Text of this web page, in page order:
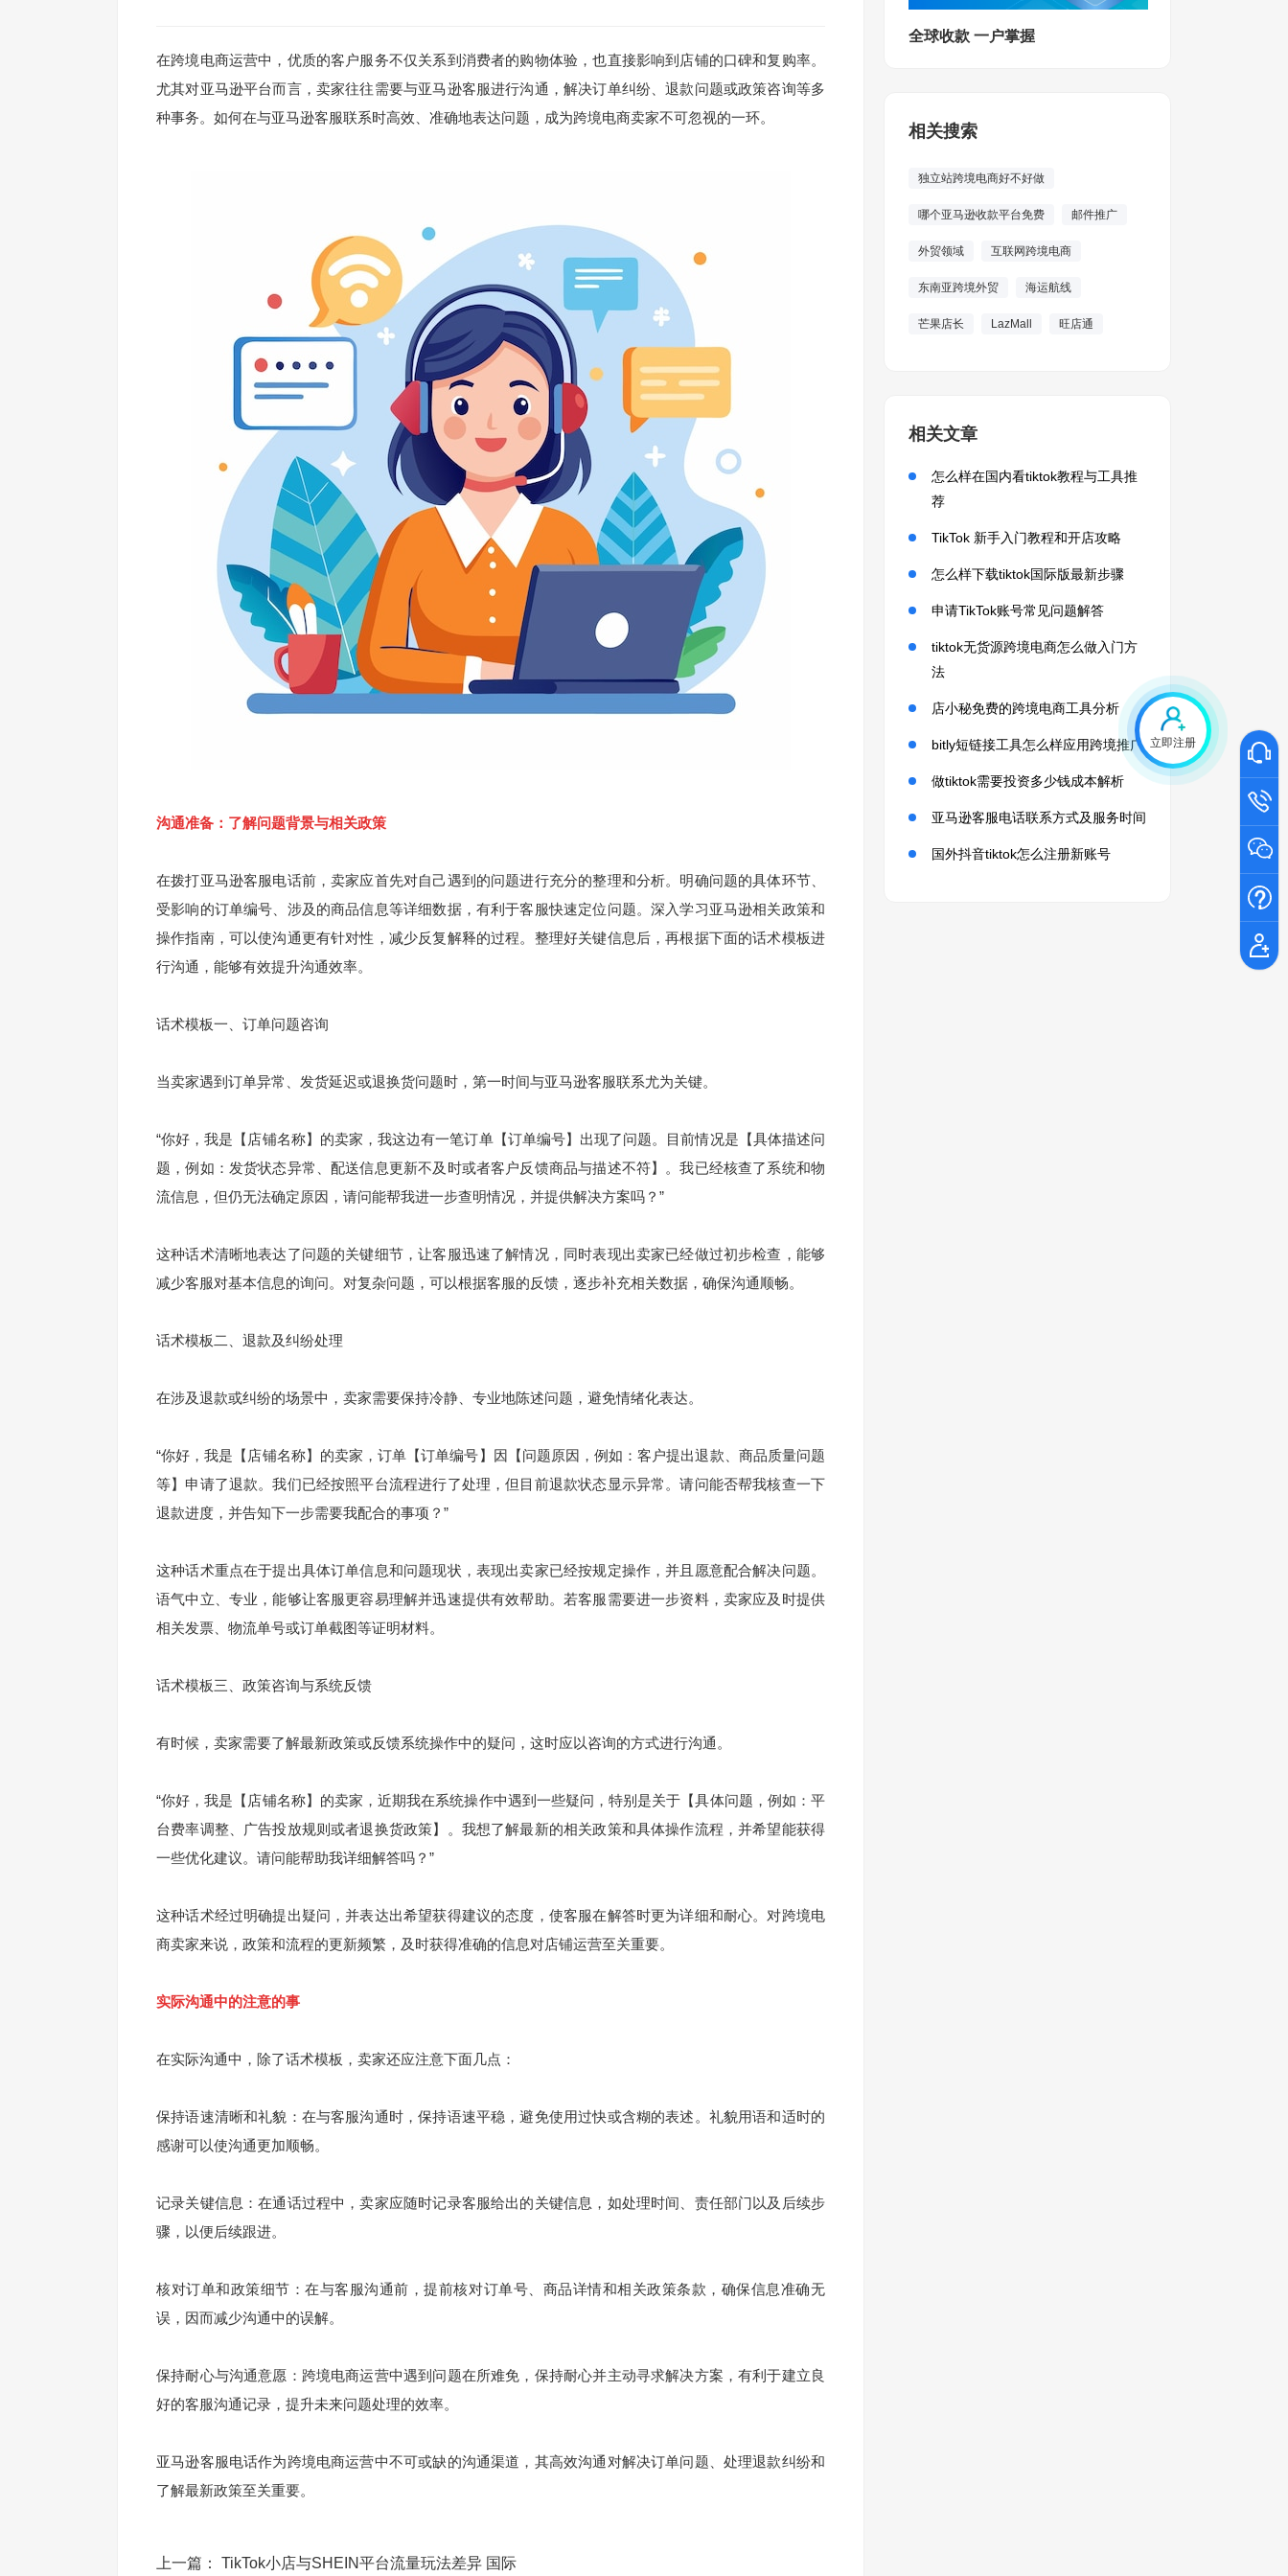
立即注册
在跨境电商运营中，优质的客户服务不仅关系到消费者的购物体验，也直接影响到店铺的口碑和复购率。
尤其对亚马逊平台而言，卖家往往需要与亚马逊客服进行沟通，解决订单纠纷、退款问题或政策咨询等多
种事务。如何在与亚马逊客服联系时高效、准确地表达问题，成为跨境电商卖家不可忽视的一环。
沟通准备：了解问题背景与相关政策
在拨打亚马逊客服电话前，卖家应首先对自己遇到的问题进行充分的整理和分析。明确问题的具体环节、
受影响的订单编号、涉及的商品信息等详细数据，有利于客服快速定位问题。深入学习亚马逊相关政策和
操作指南，可以使沟通更有针对性，减少反复解释的过程。整理好关键信息后，再根据下面的话术模板进
行沟通，能够有效提升沟通效率。
话术模板一、订单问题咨询
当卖家遇到订单异常、发货延迟或退换货问题时，第一时间与亚马逊客服联系尤为关键。
“你好，我是【店铺名称】的卖家，我这边有一笔订单【订单编号】出现了问题。目前情况是【具体描述问
题，例如：发货状态异常、配送信息更新不及时或者客户反馈商品与描述不符】。我已经核查了系统和物
流信息，但仍无法确定原因，请问能帮我进一步查明情况，并提供解决方案吗？”
这种话术清晰地表达了问题的关键细节，让客服迅速了解情况，同时表现出卖家已经做过初步检查，能够
减少客服对基本信息的询问。对复杂问题，可以根据客服的反馈，逐步补充相关数据，确保沟通顺畅。
话术模板二、退款及纠纷处理
在涉及退款或纠纷的场景中，卖家需要保持冷静、专业地陈述问题，避免情绪化表达。
“你好，我是【店铺名称】的卖家，订单【订单编号】因【问题原因，例如：客户提出退款、商品质量问题
等】申请了退款。我们已经按照平台流程进行了处理，但目前退款状态显示异常。请问能否帮我核查一下
退款进度，并告知下一步需要我配合的事项？”
这种话术重点在于提出具体订单信息和问题现状，表现出卖家已经按规定操作，并且愿意配合解决问题。
语气中立、专业，能够让客服更容易理解并迅速提供有效帮助。若客服需要进一步资料，卖家应及时提供
相关发票、物流单号或订单截图等证明材料。
话术模板三、政策咨询与系统反馈
有时候，卖家需要了解最新政策或反馈系统操作中的疑问，这时应以咨询的方式进行沟通。
“你好，我是【店铺名称】的卖家，近期我在系统操作中遇到一些疑问，特别是关于【具体问题，例如：平
台费率调整、广告投放规则或者退换货政策】。我想了解最新的相关政策和具体操作流程，并希望能获得
一些优化建议。请问能帮助我详细解答吗？”
这种话术经过明确提出疑问，并表达出希望获得建议的态度，使客服在解答时更为详细和耐心。对跨境电
商卖家来说，政策和流程的更新频繁，及时获得准确的信息对店铺运营至关重要。
实际沟通中的注意的事
在实际沟通中，除了话术模板，卖家还应注意下面几点：
保持语速清晰和礼貌：在与客服沟通时，保持语速平稳，避免使用过快或含糊的表述。礼貌用语和适时的
感谢可以使沟通更加顺畅。
记录关键信息：在通话过程中，卖家应随时记录客服给出的关键信息，如处理时间、责任部门以及后续步
骤，以便后续跟进。
核对订单和政策细节：在与客服沟通前，提前核对订单号、商品详情和相关政策条款，确保信息准确无
误，因而减少沟通中的误解。
保持耐心与沟通意愿：跨境电商运营中遇到问题在所难免，保持耐心并主动寻求解决方案，有利于建立良
好的客服沟通记录，提升未来问题处理的效率。
亚马逊客服电话作为跨境电商运营中不可或缺的沟通渠道，其高效沟通对解决订单问题、处理退款纠纷和
了解最新政策至关重要。
上一篇： TikTok小店与SHEIN平台流量玩法差异 国际
全球收款 一户掌握
相关搜索
独立站跨境电商好不好做
哪个亚马逊收款平台免费 邮件推广
外贸领域 互联网跨境电商
东南亚跨境外贸 海运航线
芒果店长 LazMall 旺店通
相关文章
怎么样在国内看tiktok教程与工具推
荐
TikTok 新手入门教程和开店攻略
怎么样下载tiktok国际版最新步骤
申请TikTok账号常见问题解答
tiktok无货源跨境电商怎么做入门方
法
店小秘免费的跨境电商工具分析
bitly短链接工具怎么样应用跨境推广
做tiktok需要投资多少钱成本解析
亚马逊客服电话联系方式及服务时间
国外抖音tiktok怎么注册新账号